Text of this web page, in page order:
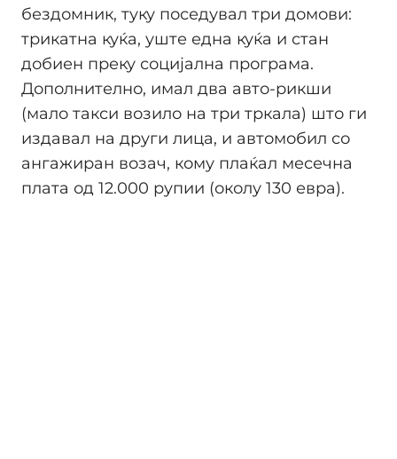
бездомник, туку поседувал три домови:
трикатна куќа, уште една куќа и стан
добиен преку социјална програма.
Дополнително, имал два авто-рикши
(мало такси возило на три тркала) што ги
издавал на други лица, и автомобил со
ангажиран возач, кому плаќал месечна
плата од 12.000 рупии (околу 130 евра).